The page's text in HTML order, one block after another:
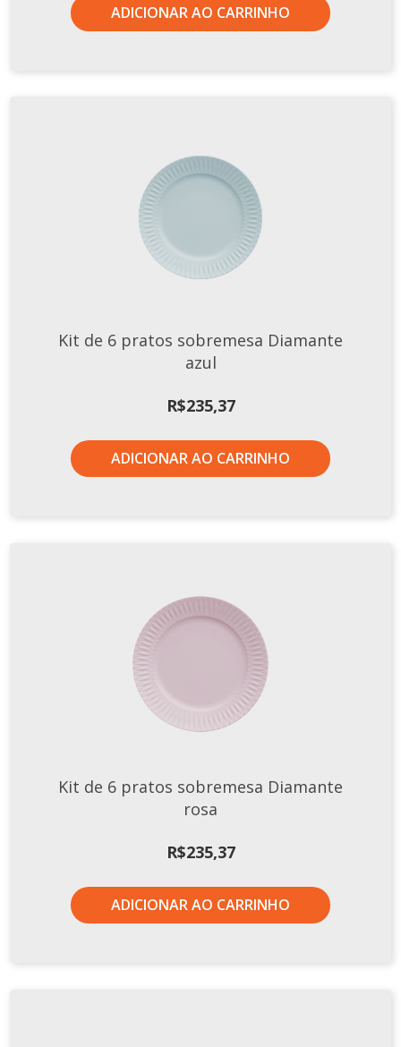
ADICIONAR AO CARRINHO
Kit de 6 pratos sobremesa Diamante
azul
R$235,37
ADICIONAR AO CARRINHO
Kit de 6 pratos sobremesa Diamante
rosa
R$235,37
ADICIONAR AO CARRINHO